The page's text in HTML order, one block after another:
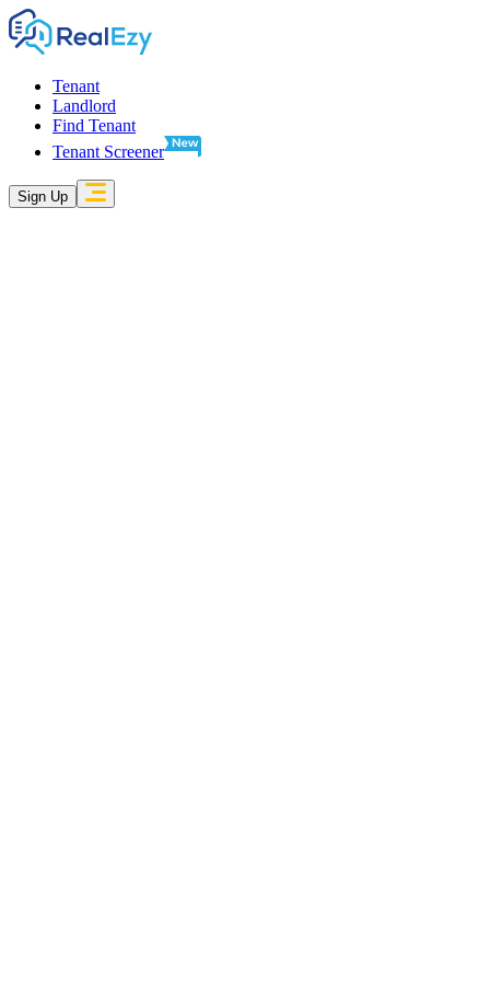
Tenant
Landlord
Find Tenant
Tenant Screener
Sign Up